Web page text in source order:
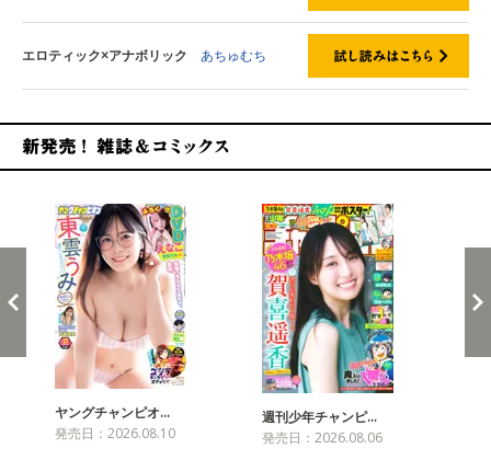
エロティック×アナボリック あちゅむち
ヤングチャンピオ…
発売日：2026.08.10
週刊少年チャンピ…
発売日：2026.08.06